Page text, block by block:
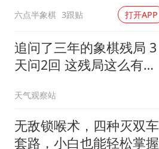
六点半象棋 3跟贴 打开APP
追问了三年的象棋残局 3
天问2回 这残局这么有魔
天气观察站
无敌锁喉术，四种灭双车
套路，小白也能轻松掌握